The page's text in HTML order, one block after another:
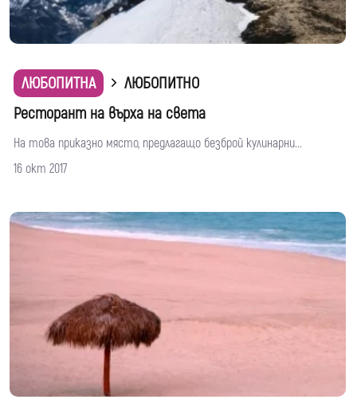
ЛЮБОПИТНА
ЛЮБОПИТНО
Ресторант на върха на света
На това приказно място, предлагащо безброй кулинарни...
16 окт 2017